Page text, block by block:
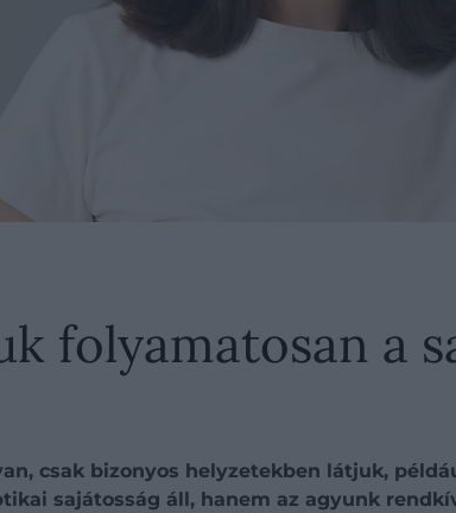
folyamatosan a
csak bizonyos helyzetekben látjuk,
sajátosság áll, hanem az agyunk